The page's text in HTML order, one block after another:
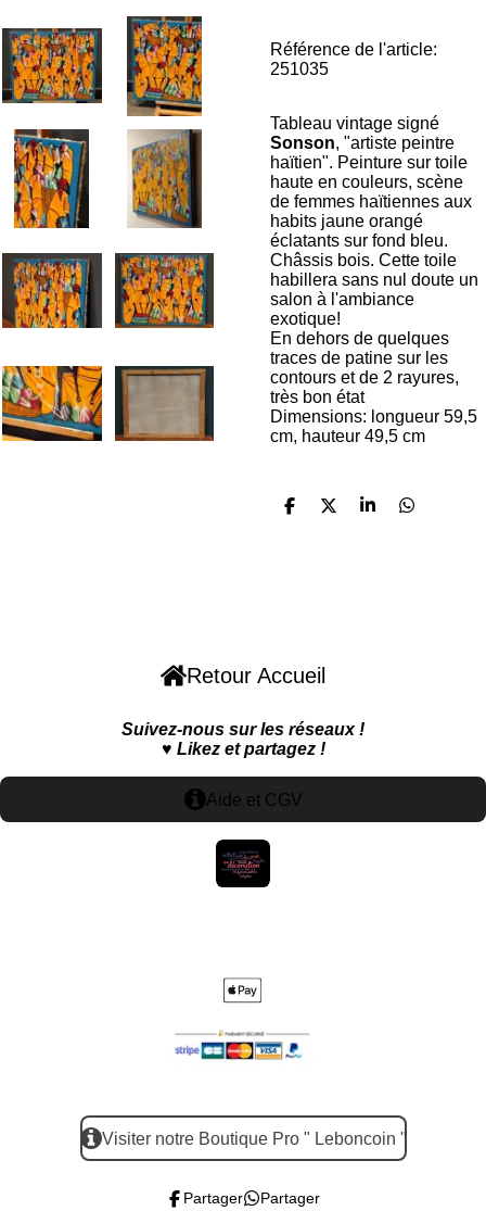
Référence de l'article:
251035
Tableau vintage signé
Sonson, "artiste peintre
haïtien". Peinture sur toile
haute en couleurs, scène
de femmes haïtiennes aux
habits jaune orangé
éclatants sur fond bleu.
Châssis bois. Cette toile
habillera sans nul doute un
salon à l'ambiance
exotique!
En dehors de quelques
traces de patine sur les
contours et de 2 rayures,
très bon état
Dimensions: longueur 59,5
cm, hauteur 49,5 cm
P
P
P
P
c
e
b
o
o
a
s
A
p
p
s
a
g
r
a
m
n
e
r
e
t
Retour Accueil
Suivez-nous sur les réseaux !
♥️ Likez et partagez !
Aide et CGV
Visiter notre Boutique Pro " Leboncoin "
Partager Partager